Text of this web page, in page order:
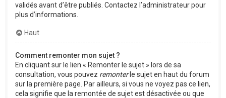
validés avant d’être publiés. Contactez l’administrateur pour
plus d’informations.
Haut
Comment remonter mon sujet ?
En cliquant sur le lien « Remonter le sujet » lors de sa
consultation, vous pouvez remonterle sujet en haut du forum
sur la première page. Par ailleurs, si vous ne voyez pas ce lien,
cela signifie que la remontée de sujet est désactivée ou que